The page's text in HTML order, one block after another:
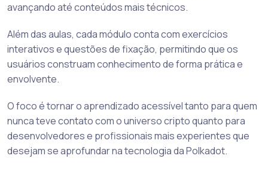
avançando até conteúdos mais técnicos.
Além das aulas, cada módulo conta com exercícios
interativos e questões de fixação, permitindo que os
usuários construam conhecimento de forma prática e
envolvente.
O foco é tornar o aprendizado acessível tanto para quem
nunca teve contato com o universo cripto quanto para
desenvolvedores e profissionais mais experientes que
desejam se aprofundar na tecnologia da Polkadot.